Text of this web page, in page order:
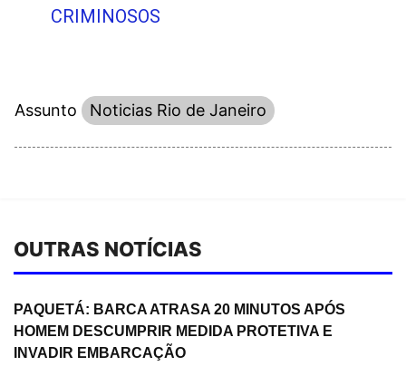
CRIMINOSOS
Assunto Noticias Rio de Janeiro
OUTRAS NOTÍCIAS
PAQUETÁ: BARCA ATRASA 20 MINUTOS APÓS
HOMEM DESCUMPRIR MEDIDA PROTETIVA E
INVADIR EMBARCAÇÃO